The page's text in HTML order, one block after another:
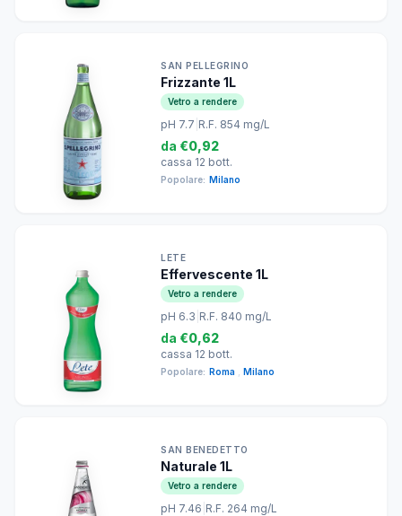
SAN PELLEGRINO
Frizzante 1L
Vetro a rendere
pH 7.7 R.F. 854 mg/L
da €0,92
cassa 12 bott.
Popolare: Milano
LETE
Effervescente 1L
Vetro a rendere
pH 6.3 R.F. 840 mg/L
da €0,62
cassa 12 bott.
Popolare: Roma Milano
SAN BENEDETTO
Naturale 1L
Vetro a rendere
pH 7.46 R.F. 264 mg/L